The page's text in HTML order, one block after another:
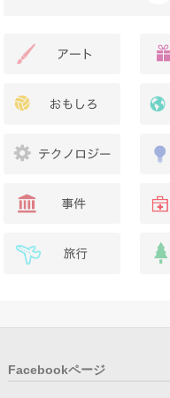
Facebookページ